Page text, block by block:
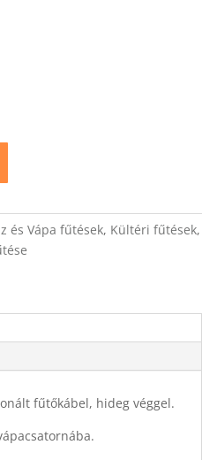
és Vápa fűtések, Kültéri fűtések,
fűtőkábel, hideg véggel.